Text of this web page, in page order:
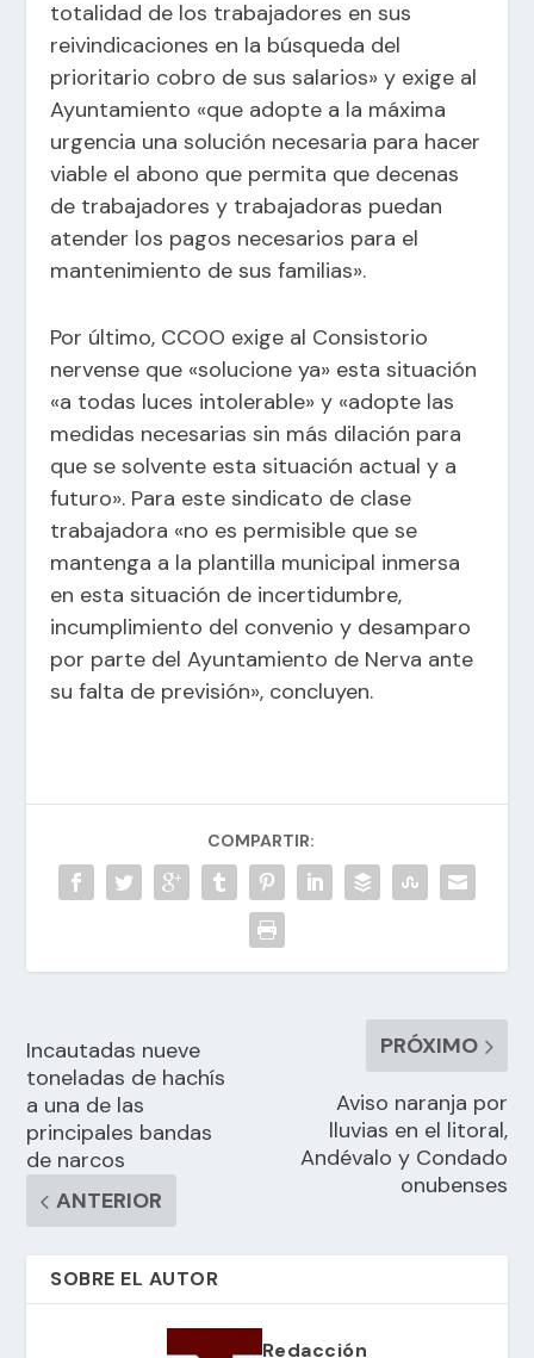
totalidad de los trabajadores en sus
reivindicaciones en la búsqueda del
prioritario cobro de sus salarios» y exige al
Ayuntamiento «que adopte a la máxima
urgencia una solución necesaria para hacer
viable el abono que permita que decenas
de trabajadores y trabajadoras puedan
atender los pagos necesarios para el
mantenimiento de sus familias».
Por último, CCOO exige al Consistorio
nervense que «solucione ya» esta situación
«a todas luces intolerable» y «adopte las
medidas necesarias sin más dilación para
que se solvente esta situación actual y a
futuro». Para este sindicato de clase
trabajadora «no es permisible que se
mantenga a la plantilla municipal inmersa
en esta situación de incertidumbre,
incumplimiento del convenio y desamparo
por parte del Ayuntamiento de Nerva ante
su falta de previsión», concluyen.
COMPARTIR:
Incautadas nueve
toneladas de hachís
a una de las
principales bandas
de narcos
ANTERIOR
PRÓXIMO
Aviso naranja por
lluvias en el litoral,
Andévalo y Condado
onubenses
SOBRE EL AUTOR
Redacción